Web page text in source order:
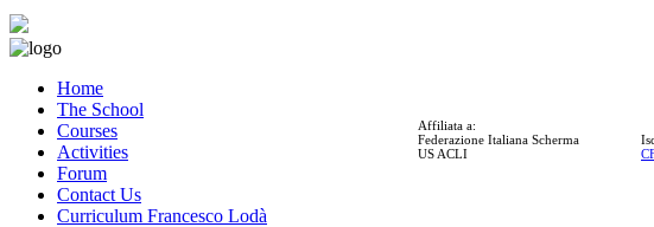
Affiliata a:
Federazione Italiana Scherma
US ACLI
Home
The School
Courses
Activities
Forum
Contact Us
Curriculum Francesco Lodà